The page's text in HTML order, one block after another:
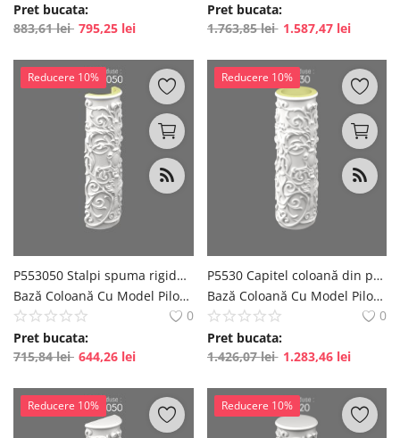
Pret bucata:
883,61lei 795,25 lei
Pret bucata:
1.763,85lei 1.587,47 lei
Reducere 10%
P553050 Stalpi spuma rigida poliuretan
Bază Coloană Cu Model Pilon decorativ pentru decorare interioară și exterioară polure
0
Pret bucata:
715,84lei 644,26 lei
Reducere 10%
P5530 Capitel coloană din poliuretan bizantină ,romană ,grecească .Coloană corintică decorativă
Bază Coloană Cu Model Pilon decorativ pentru decorare interioară și exterioară polure
0
Pret bucata:
1.426,07lei 1.283,46 lei
Reducere 10% Reducere 10%